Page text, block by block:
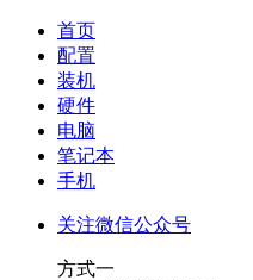
首页
配置
装机
硬件
电脑
笔记本
手机
关注微信公众号
方式一